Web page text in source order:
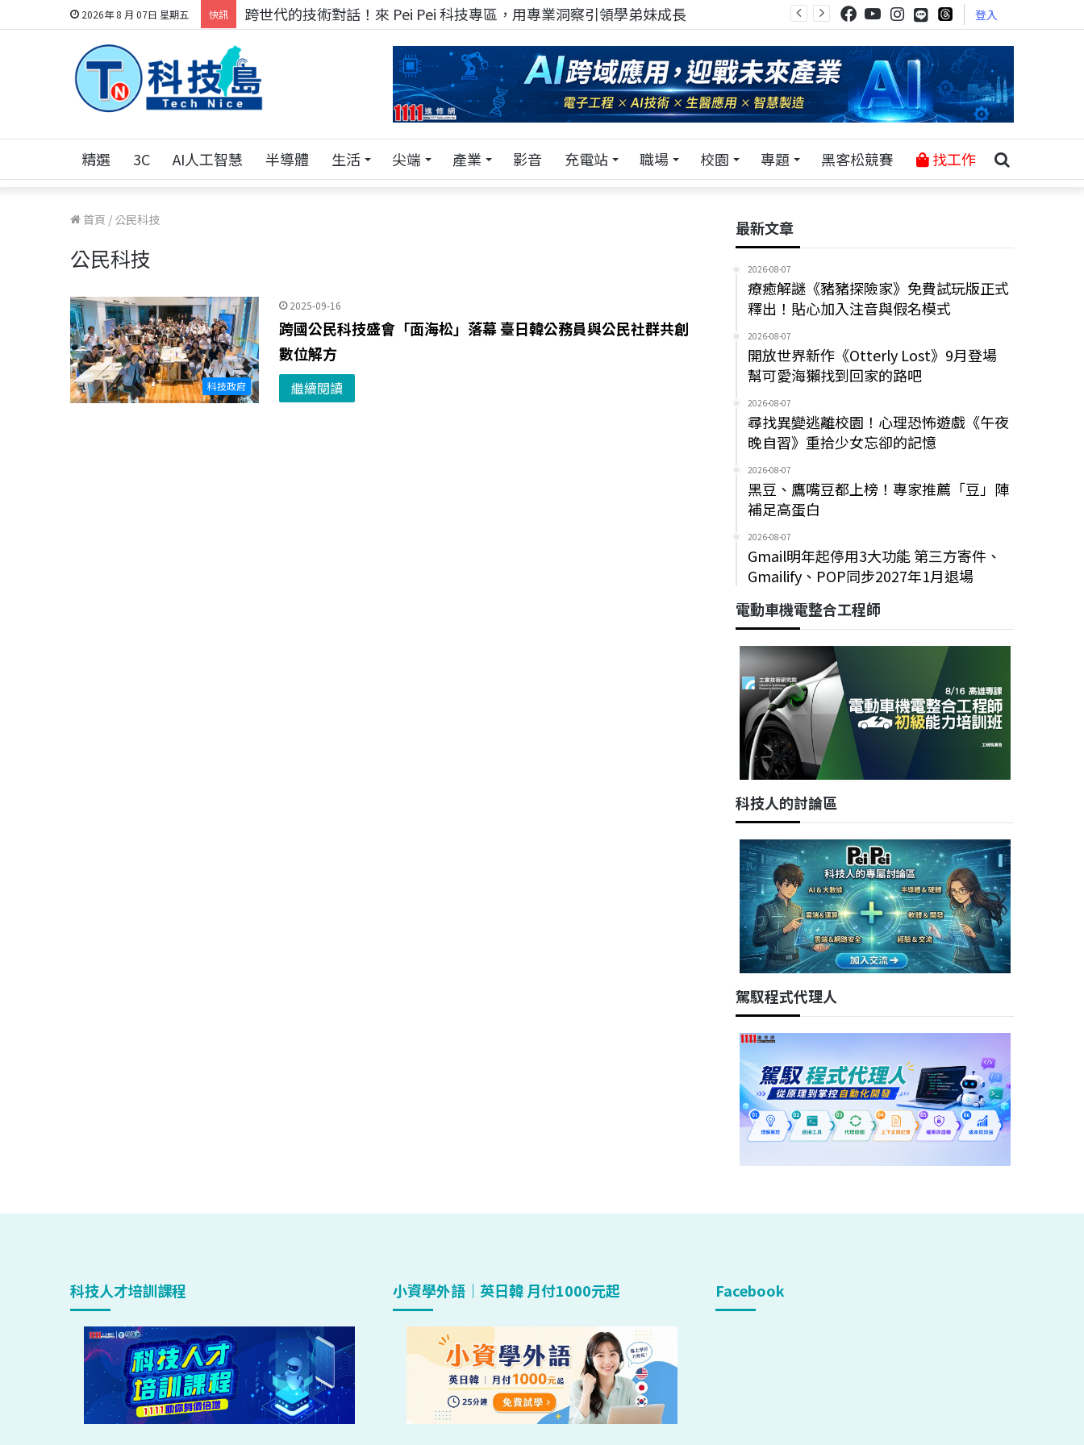
2026年 8 月 07日 星期五 快訊 跨世代的技術對話！來 Pei Pei 科技專區，用專業洞察引領學弟妹成長 登入
精選 3C AI人工智慧 半導體 生活 尖端 產業 影音 充電站 職場 校園 專題 黑客松競賽 找工作
首頁 / 公民科技
公民科技
科技政府
2025-09-16
跨國公民科技盛會「面海松」落幕 臺日韓公務員與公民社群共創
數位解方
繼續閱讀
最新文章
2026-08-07
療癒解謎《豬豬探險家》免費試玩版正式
釋出！貼心加入注音與假名模式
2026-08-07
開放世界新作《Otterly Lost》9月登場
幫可愛海獺找到回家的路吧
2026-08-07
尋找異變逃離校園！心理恐怖遊戲《午夜
晚自習》重拾少女忘卻的記憶
2026-08-07
黑豆、鷹嘴豆都上榜！專家推薦「豆」陣
補足高蛋白
2026-08-07
Gmail明年起停用3大功能 第三方寄件、
Gmailify、POP同步2027年1月退場
電動車機電整合工程師
科技人的討論區
駕馭程式代理人
科技人才培訓課程 小資學外語｜英日韓 月付1000元起 Facebook